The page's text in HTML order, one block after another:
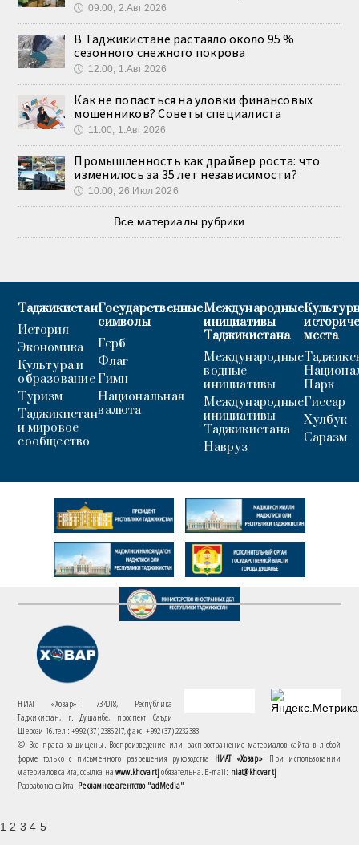
🕔 09:00, 2.Авг 2026
В Таджикистане растаяло около 95 %
сезонного снежного покрова
🕔 12:00, 1.Авг 2026
Как не попасться на уловки финансовых
мошенников? Советы специалиста
🕔 11:00, 1.Авг 2026
Промышленность как драйвер роста: что
изменилось за 35 лет независимости?
🕔 10:00, 26.Июл 2026
Все материалы рубрики
Таджикистан
История
Экономика
Культура и
образование
Туризм
Таджикистан
и мировое
сообщество
Государственные
символы
Герб
Флаг
Гимн
Национальная
валюта
Международные
инициативы
Таджикистана
Международные
водные
инициативы
Международные
инициативы
Таджикистана
Навруз
места
Парк
Гиссар
Хулбук
Саразм
НИАТ «Ховар»: 734018, Республика
Таджикистан, г. Душанбе, проспект Саъди
Шерози 16. тел.: +992 (37) 2385217, факс: +992 (37) 2232383
© Все права защищены. Воспроизведение или распространение материалов сайта в любой
форме только с письменного разрешения руководства НИАТ «Ховар». При использовании
материалов сайта, ссылка наwww.khovar.tjобязательна. E-mail: niat@khovar.tj
Разработка сайта: Рекламное агентство "adMedia"
1 2 3 4 5